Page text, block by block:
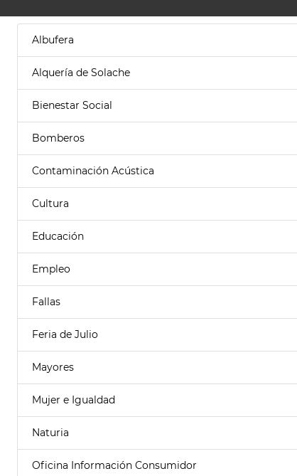
Albufera
Alquería de Solache
Bienestar Social
Bomberos
Contaminación Acústica
Cultura
Educación
Empleo
Fallas
Feria de Julio
Mayores
Mujer e Igualdad
Naturia
Oficina Información Consumidor